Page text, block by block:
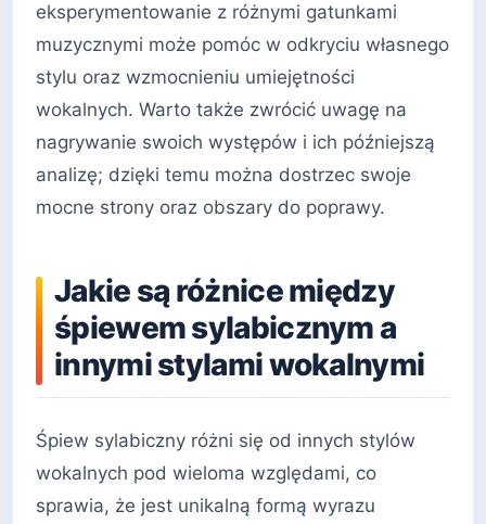
eksperymentowanie z różnymi gatunkami
muzycznymi może pomóc w odkryciu własnego
stylu oraz wzmocnieniu umiejętności
wokalnych. Warto także zwrócić uwagę na
nagrywanie swoich występów i ich późniejszą
analizę; dzięki temu można dostrzec swoje
mocne strony oraz obszary do poprawy.
Jakie są różnice między
śpiewem sylabicznym a
innymi stylami wokalnymi
Śpiew sylabiczny różni się od innych stylów
wokalnych pod wieloma względami, co
sprawia, że jest unikalną formą wyrazu